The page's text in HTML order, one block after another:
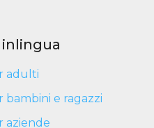
inlingua
adulti
bambini e ragazzi
aziende